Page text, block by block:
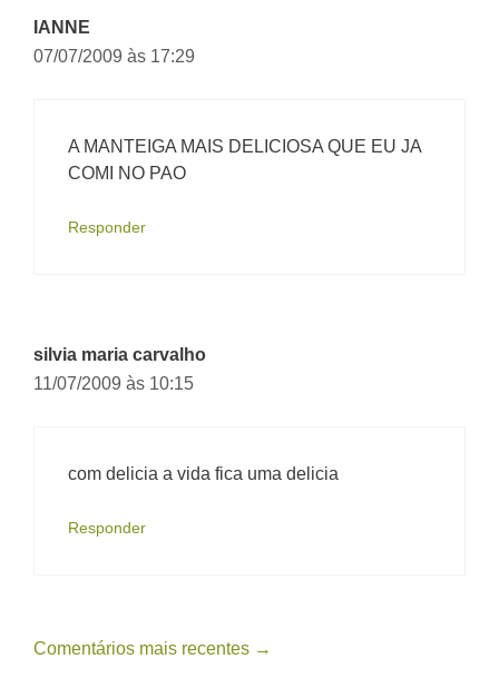
IANNE
07/07/2009 às 17:29
A MANTEIGA MAIS DELICIOSA QUE EU JA
COMI NO PAO
Responder
silvia maria carvalho
11/07/2009 às 10:15
com delicia a vida fica uma delicia
Responder
Navegação
Comentários mais recentes →